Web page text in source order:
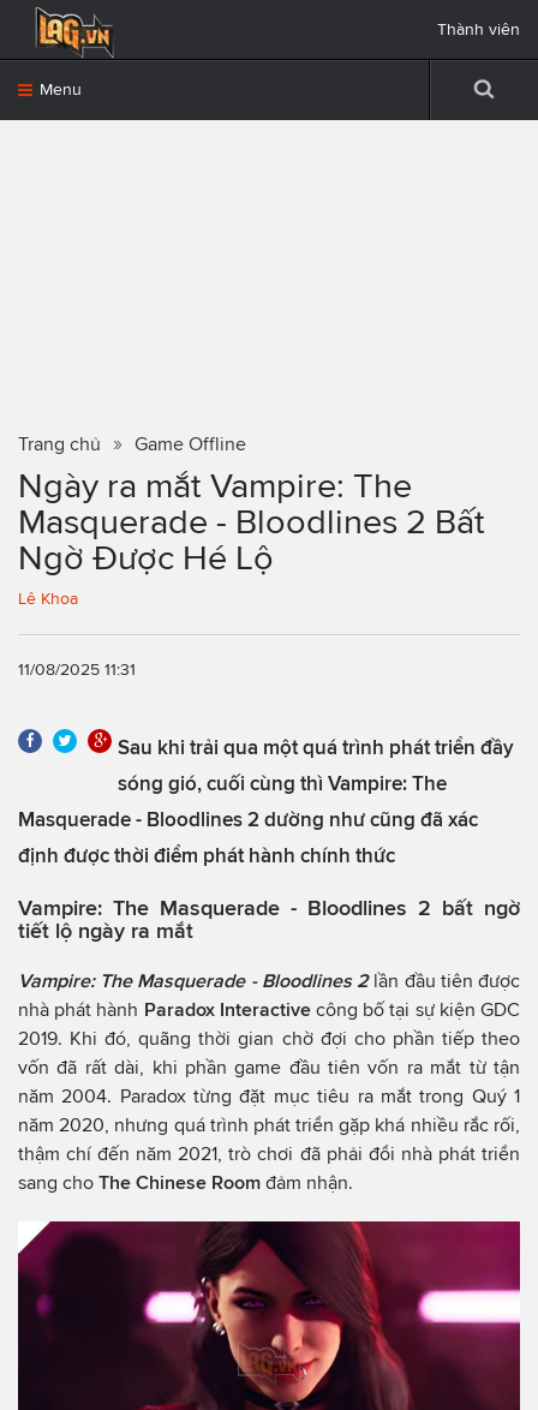
Menu
Thành viên
Trang chủ Game Offline
Ngày ra mắt Vampire: The
Masquerade - Bloodlines 2 Bất
Ngờ Được Hé Lộ
Lê Khoa
11/08/2025 11:31
Sau khi trải qua một quá trình phát triển đầy
sóng gió, cuối cùng thì Vampire: The
Masquerade - Bloodlines 2 dường như cũng đã xác
định được thời điểm phát hành chính thức
Vampire: The Masquerade - Bloodlines 2 bất ngờ
tiết lộ ngày ra mắt
Vampire: The Masquerade - Bloodlines 2 lần đầu tiên được
nhà phát hành Paradox Interactivecông bố tại sự kiện GDC
2019. Khi đó, quãng thời gian chờ đợi cho phần tiếp theo
vốn đã rất dài, khi phần game đầu tiên vốn ra mắt từ tận
năm 2004. Paradox từng đặt mục tiêu ra mắt trong Quý 1
năm 2020, nhưng quá trình phát triển gặp khá nhiều rắc rối,
thậm chí đến năm 2021, trò chơi đã phải đổi nhà phát triển
sang cho The Chinese Room đảm nhận.